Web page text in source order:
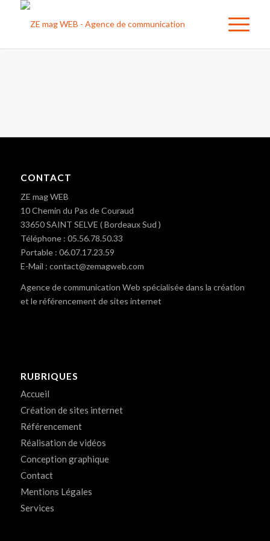
CONTACT
ZE mag WEB
10 Chemin du Pas de Couraud
33650 SAINT SELVE ( Bordeaux Sud )
Téléphone : 05.56.78.50.33
Portable : 06.07.17.23.59
E-Mail : contact@zemagweb.com
Agence de communication Web spécialisée dans la création
et le référencement de sites internet
RUBRIQUES
Accueil
Création de sites internet
Référencement
Réalisation de vidéos
Conception graphique
Contact
Mentions Légales
Services